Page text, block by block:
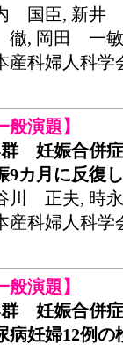
国臣, 新井
, 岡田 一
産科婦人科学
般演題】
群 妊娠合併症
9カ月に反復
川 正夫, 時
産科婦人科学
般演題】
群 妊娠合併症
病妊婦12例の